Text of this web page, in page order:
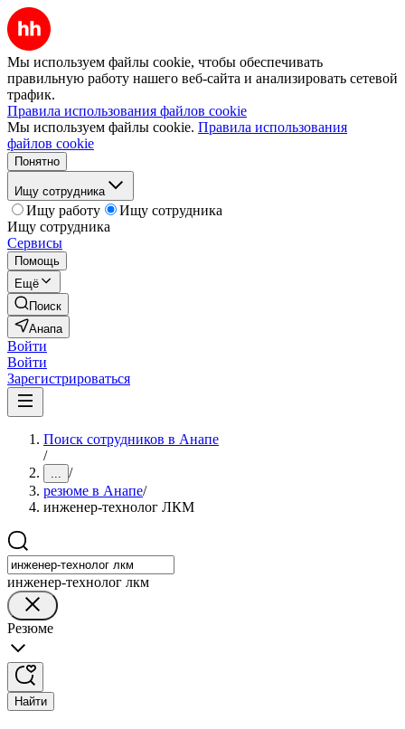
Мы используем файлы cookie, чтобы обеспечивать
правильную работу нашего веб-сайта и анализировать сетевой
трафик.
Правила использования файлов cookie
Мы используем файлы cookie. Правила использования
файлов cookie
Понятно
Ищу сотрудника
Ищу работу
Ищу сотрудника
Ищу сотрудника
Сервисы
Помощь
Ещё
Поиск
Анапа
Войти
Войти
Зарегистрироваться
Поиск сотрудников в Анапе
/
... /
резюме в Анапе/
инженер-технолог ЛКМ
инженер-технолог лкм
Резюме
Найти